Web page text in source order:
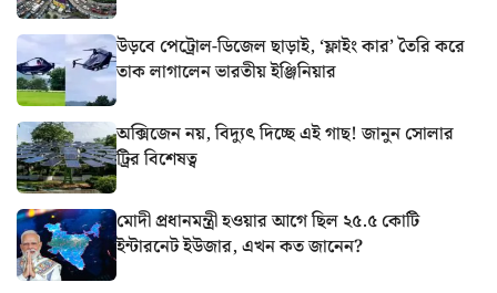
উড়বে পেট্রোল-ডিজেল ছাড়াই, ‘ফ্লাইং কার’ তৈরি করে
তাক লাগালেন ভারতীয় ইঞ্জিনিয়ার
অক্সিজেন নয়, বিদ্যুৎ দিচ্ছে এই গাছ! জানুন সোলার
ট্রির বিশেষত্ব
মোদী প্রধানমন্ত্রী হওয়ার আগে ছিল ২৫.৫ কোটি
ইন্টারনেট ইউজার, এখন কত জানেন?